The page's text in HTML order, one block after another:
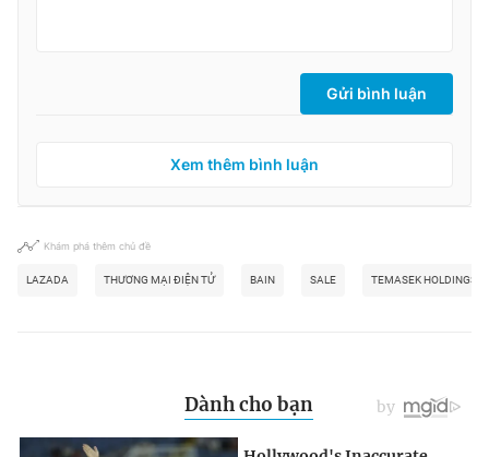
Gửi bình luận
Xem thêm bình luận
Khám phá thêm chủ đề
LAZADA THƯƠNG MẠI ĐIỆN TỬ BAIN SALE TEMASEK HOLDINGS